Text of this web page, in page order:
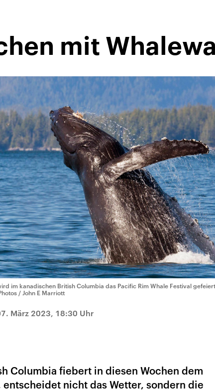
mit
im kanadischen British Columbia das Pacific Rim Whale Festival
/ John E Marriott
März 2023, 18:30 Uhr
Columbia fiebert in diesen Wochen dem
nicht das Wetter, sondern die